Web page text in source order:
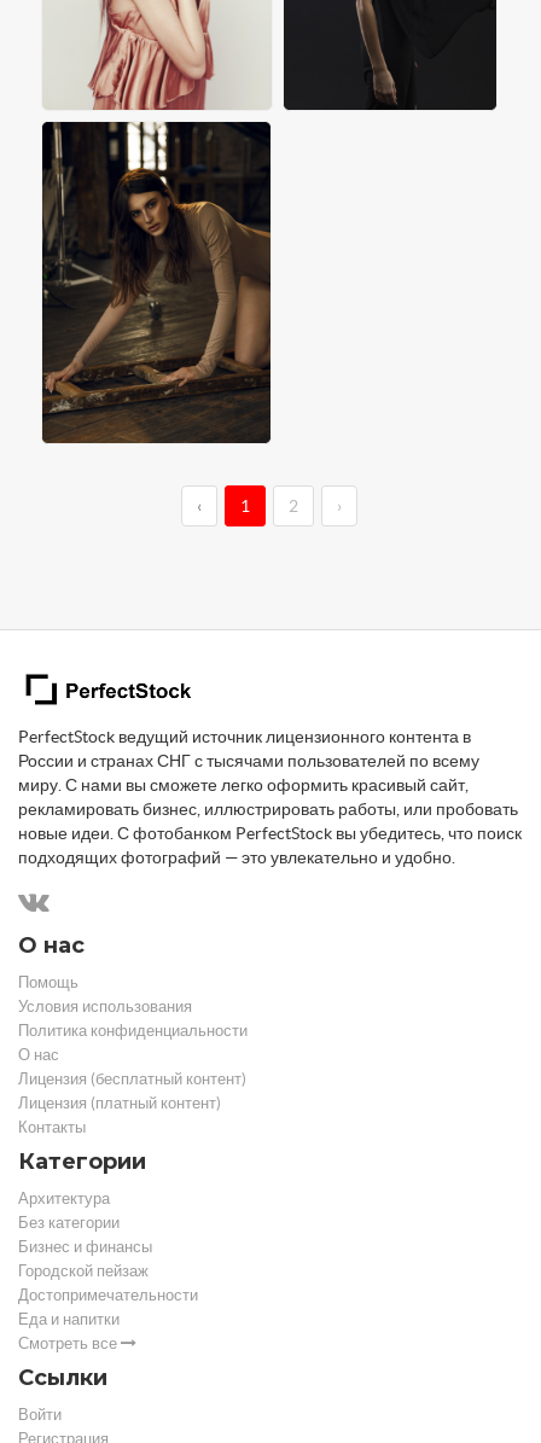
‹ 1 2 ›
PerfectStock ведущий источник лицензионного контента в
России и странах СНГ с тысячами пользователей по всему
миру. С нами вы сможете легко оформить красивый сайт,
рекламировать бизнес, иллюстрировать работы, или пробовать
новые идеи. С фотобанком PerfectStock вы убедитесь, что поиск
подходящих фотографий — это увлекательно и удобно.
О нас
Помощь
Условия использования
Политика конфиденциальности
О нас
Лицензия (бесплатный контент)
Лицензия (платный контент)
Контакты
Категории
Архитектура
Без категории
Бизнес и финансы
Городской пейзаж
Достопримечательности
Еда и напитки
Смотреть все
Ссылки
Войти
Регистрация